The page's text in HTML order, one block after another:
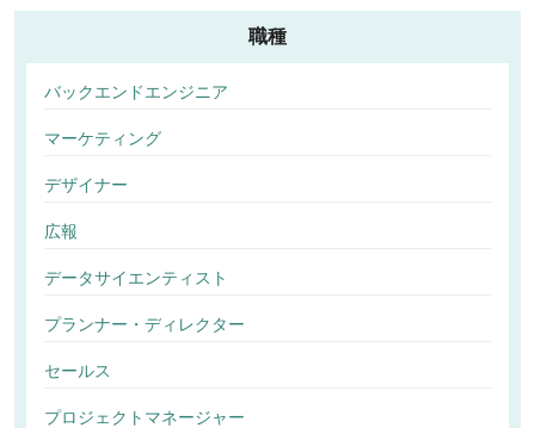
職種
バックエンドエンジニア
マーケティング
デザイナー
広報
データサイエンティスト
プランナー・ディレクター
セールス
プロジェクトマネージャー